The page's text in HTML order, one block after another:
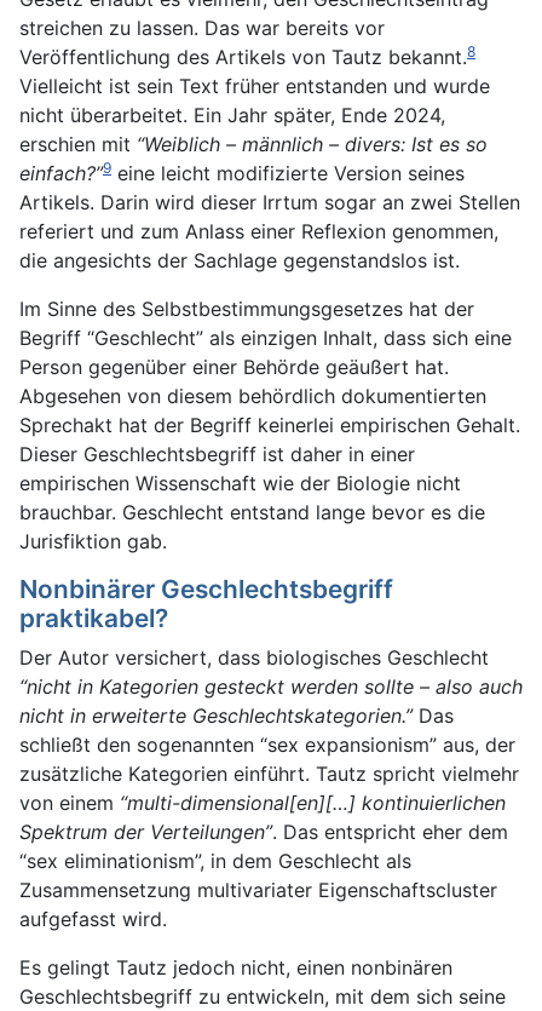
streichen zu lassen. Das war bereits vor
Veröffentlichung des Artikels von Tautz bekannt.8
Vielleicht ist sein Text früher entstanden und wurde
nicht überarbeitet. Ein Jahr später, Ende 2024,
erschien mit “Weiblich – männlich – divers: Ist es so
einfach?”9 eine leicht modifizierte Version seines
Artikels. Darin wird dieser Irrtum sogar an zwei Stellen
referiert und zum Anlass einer Reflexion genommen,
die angesichts der Sachlage gegenstandslos ist.
Im Sinne des Selbstbestimmungsgesetzes hat der
Begriff “Geschlecht” als einzigen Inhalt, dass sich eine
Person gegenüber einer Behörde geäußert hat.
Abgesehen von diesem behördlich dokumentierten
Sprechakt hat der Begriff keinerlei empirischen Gehalt.
Dieser Geschlechtsbegriff ist daher in einer
empirischen Wissenschaft wie der Biologie nicht
brauchbar. Geschlecht entstand lange bevor es die
Jurisfiktion gab.
Nonbinärer Geschlechtsbegriff
praktikabel?
Der Autor versichert, dass biologisches Geschlecht
“nicht in Kategorien gesteckt werden sollte – also auch
nicht in erweiterte Geschlechtskategorien.”Das
schließt den sogenannten “sex expansionism” aus, der
zusätzliche Kategorien einführt. Tautz spricht vielmehr
von einem “multi-dimensional[en][…] kontinuierlichen
Spektrum der Verteilungen”. Das entspricht eher dem
“sex eliminationism”, in dem Geschlecht als
Zusammensetzung multivariater Eigenschaftscluster
aufgefasst wird.
Es gelingt Tautz jedoch nicht, einen nonbinären
Geschlechtsbegriff zu entwickeln, mit dem sich seine